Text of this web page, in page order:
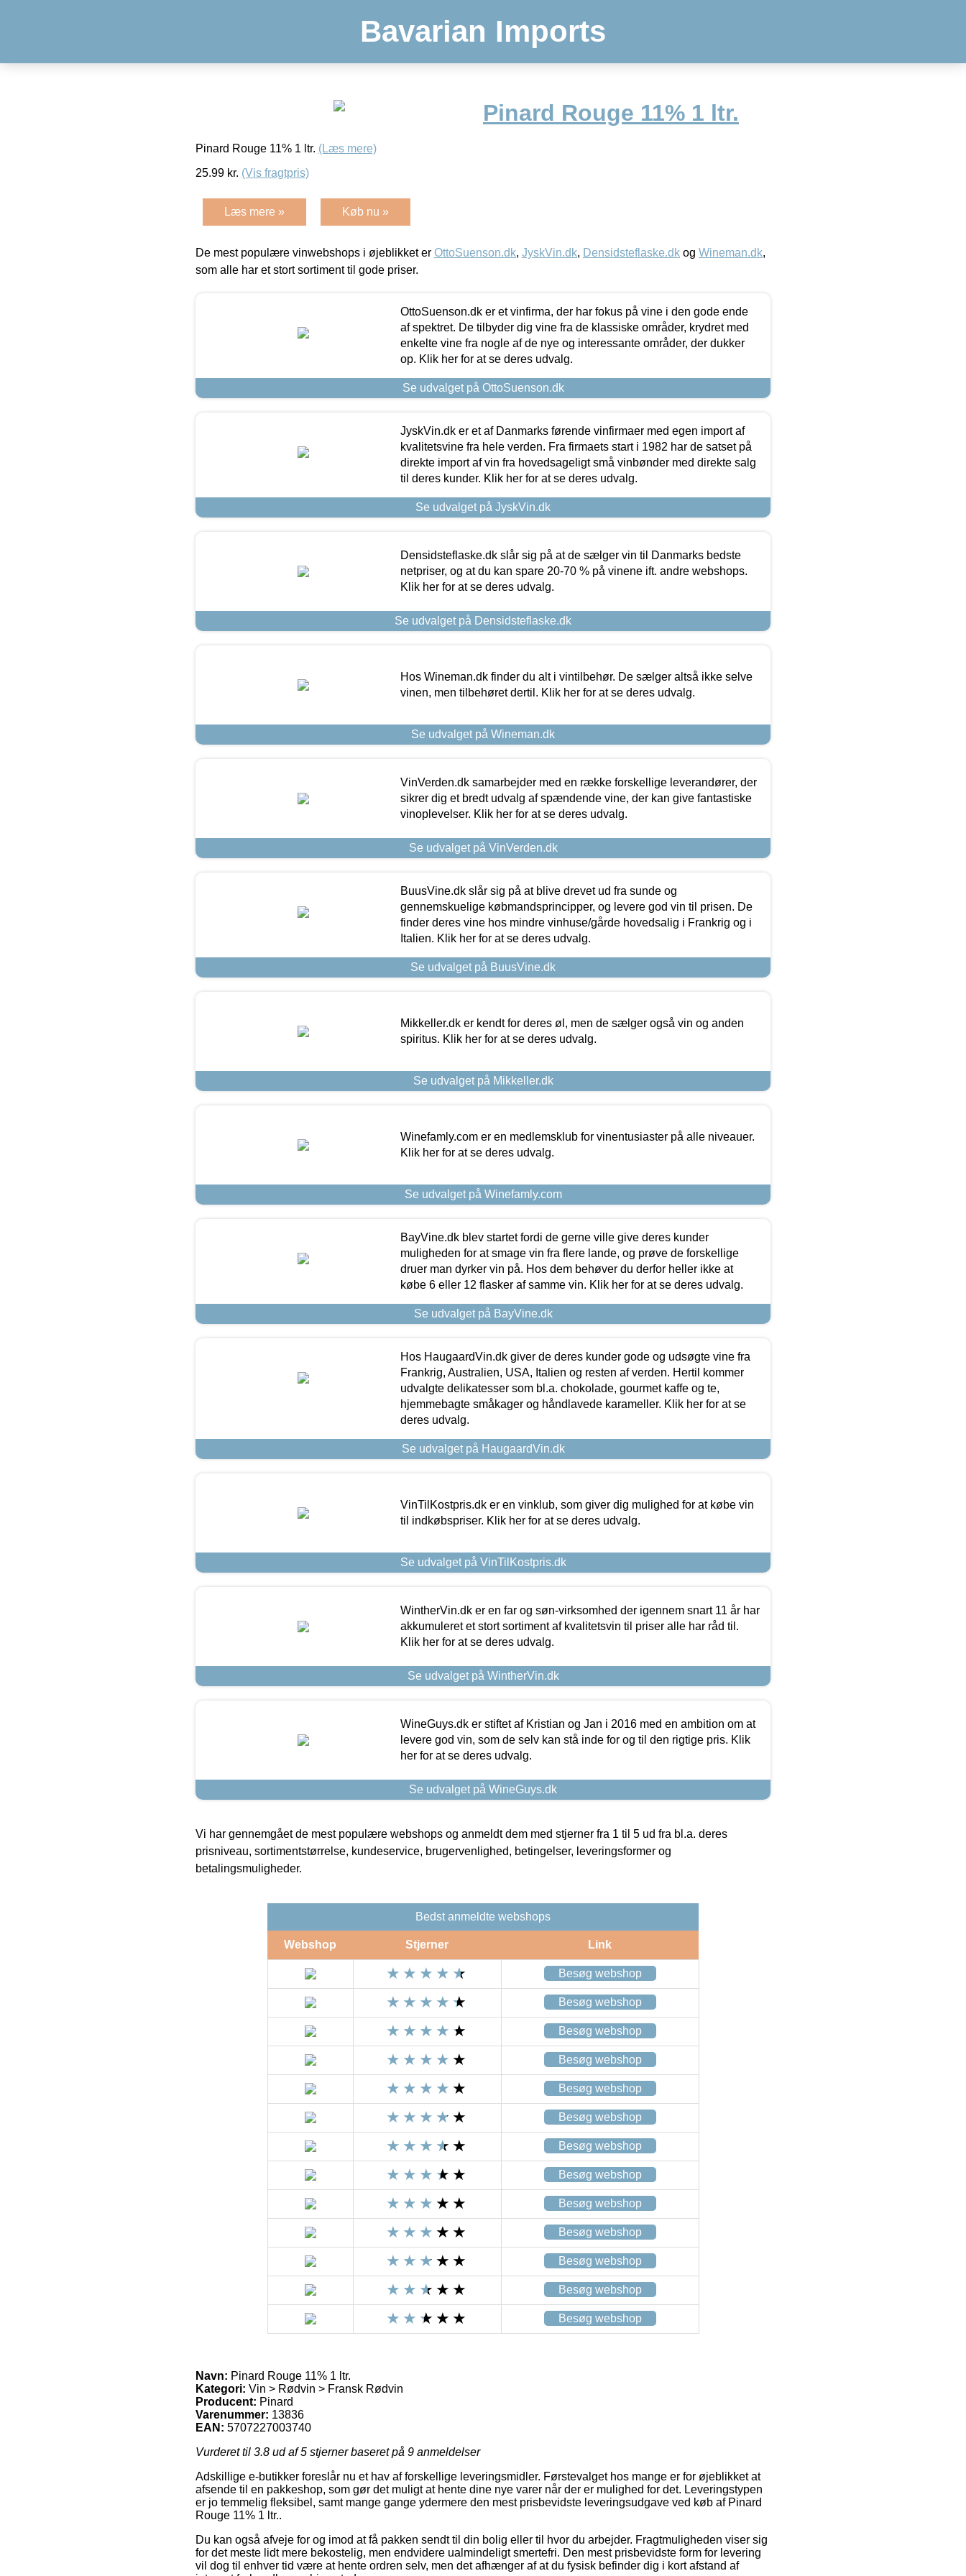
Bavarian Imports
Pinard Rouge 11% 1 ltr.
Pinard Rouge 11% 1 ltr. (Læs mere)
25.99 kr. (Vis fragtpris)
Læs mere » Køb nu »
De mest populære vinwebshops i øjeblikket er OttoSuenson.dk, JyskVin.dk, Densidsteflaske.dk og Wineman.dk,
som alle har et stort sortiment til gode priser.
OttoSuenson.dk er et vinfirma, der har fokus på vine i den gode ende
af spektret. De tilbyder dig vine fra de klassiske områder, krydret med
enkelte vine fra nogle af de nye og interessante områder, der dukker
op. Klik her for at se deres udvalg.
Se udvalget på OttoSuenson.dk
JyskVin.dk er et af Danmarks førende vinfirmaer med egen import af
kvalitetsvine fra hele verden. Fra firmaets start i 1982 har de satset på
direkte import af vin fra hovedsageligt små vinbønder med direkte salg
til deres kunder. Klik her for at se deres udvalg.
Se udvalget på JyskVin.dk
Densidsteflaske.dk slår sig på at de sælger vin til Danmarks bedste
netpriser, og at du kan spare 20-70 % på vinene ift. andre webshops.
Klik her for at se deres udvalg.
Se udvalget på Densidsteflaske.dk
Hos Wineman.dk finder du alt i vintilbehør. De sælger altså ikke selve
vinen, men tilbehøret dertil. Klik her for at se deres udvalg.
Se udvalget på Wineman.dk
VinVerden.dk samarbejder med en række forskellige leverandører, der
sikrer dig et bredt udvalg af spændende vine, der kan give fantastiske
vinoplevelser. Klik her for at se deres udvalg.
Se udvalget på VinVerden.dk
BuusVine.dk slår sig på at blive drevet ud fra sunde og
gennemskuelige købmandsprincipper, og levere god vin til prisen. De
finder deres vine hos mindre vinhuse/gårde hovedsalig i Frankrig og i
Italien. Klik her for at se deres udvalg.
Se udvalget på BuusVine.dk
Mikkeller.dk er kendt for deres øl, men de sælger også vin og anden
spiritus. Klik her for at se deres udvalg.
Se udvalget på Mikkeller.dk
Winefamly.com er en medlemsklub for vinentusiaster på alle niveauer.
Klik her for at se deres udvalg.
Se udvalget på Winefamly.com
BayVine.dk blev startet fordi de gerne ville give deres kunder
muligheden for at smage vin fra flere lande, og prøve de forskellige
druer man dyrker vin på. Hos dem behøver du derfor heller ikke at
købe 6 eller 12 flasker af samme vin. Klik her for at se deres udvalg.
Se udvalget på BayVine.dk
Hos HaugaardVin.dk giver de deres kunder gode og udsøgte vine fra
Frankrig, Australien, USA, Italien og resten af verden. Hertil kommer
udvalgte delikatesser som bl.a. chokolade, gourmet kaffe og te,
hjemmebagte småkager og håndlavede karameller. Klik her for at se
deres udvalg.
Se udvalget på HaugaardVin.dk
VinTilKostpris.dk er en vinklub, som giver dig mulighed for at købe vin
til indkøbspriser. Klik her for at se deres udvalg.
Se udvalget på VinTilKostpris.dk
WintherVin.dk er en far og søn-virksomhed der igennem snart 11 år har
akkumuleret et stort sortiment af kvalitetsvin til priser alle har råd til.
Klik her for at se deres udvalg.
Se udvalget på WintherVin.dk
WineGuys.dk er stiftet af Kristian og Jan i 2016 med en ambition om at
levere god vin, som de selv kan stå inde for og til den rigtige pris. Klik
her for at se deres udvalg.
Se udvalget på WineGuys.dk
Vi har gennemgået de mest populære webshops og anmeldt dem med stjerner fra 1 til 5 ud fra bl.a. deres
prisniveau, sortimentstørrelse, kundeservice, brugervenlighed, betingelser, leveringsformer og
betalingsmuligheder.
Bedst anmeldte webshops
Webshop Stjerner Link
Besøg webshop
Besøg webshop
Besøg webshop
Besøg webshop
Besøg webshop
Besøg webshop
Besøg webshop
Besøg webshop
Besøg webshop
Besøg webshop
Besøg webshop
Besøg webshop
Besøg webshop
Navn: Pinard Rouge 11% 1 ltr.
Kategori: Vin > Rødvin > Fransk Rødvin
Producent: Pinard
Varenummer: 13836
EAN: 5707227003740
Vurderet til 3.8 ud af 5 stjerner baseret på 9 anmeldelser
Adskillige e-butikker foreslår nu et hav af forskellige leveringsmidler. Førstevalget hos mange er for øjeblikket at
afsende til en pakkeshop, som gør det muligt at hente dine nye varer når der er mulighed for det. Leveringstypen
er jo temmelig fleksibel, samt mange gange ydermere den mest prisbevidste leveringsudgave ved køb af Pinard
Rouge 11% 1 ltr..
Du kan også afveje for og imod at få pakken sendt til din bolig eller til hvor du arbejder. Fragtmuligheden viser sig
for det meste lidt mere bekostelig, men endvidere ualmindeligt smertefri. Den mest prisbevidste form for levering
vil dog til enhver tid være at hente ordren selv, men det afhænger af at du fysisk befinder dig i kort afstand af